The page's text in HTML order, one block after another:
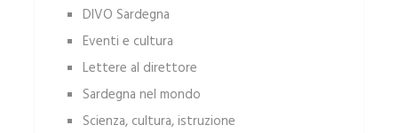
DIVO Sardegna
Eventi e cultura
Lettere al direttore
Sardegna nel mondo
Scienza, cultura, istruzione